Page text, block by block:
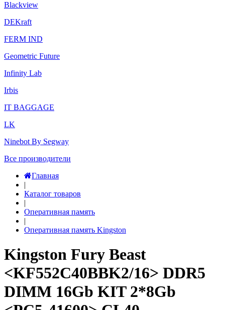
Blackview
DEKraft
FERM IND
Geometric Future
Infinity Lab
Irbis
IT BAGGAGE
LK
Ninebot By Segway
Все производители
Главная
|
Каталог товаров
|
Оперативная память
|
Оперативная память Kingston
Kingston Fury Beast
<KF552C40BBK2/16> DDR5
DIMM 16Gb KIT 2*8Gb